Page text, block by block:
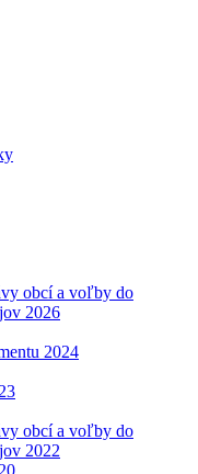
obcí a voľby do
2026
2024
obcí a voľby do
2022